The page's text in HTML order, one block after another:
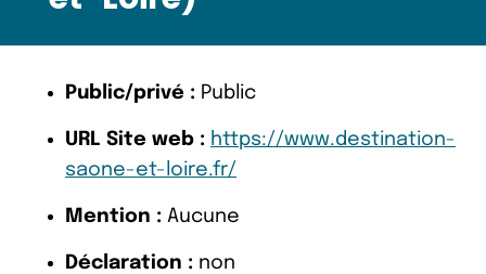
Public/privé : Public
URL Site web : https://www.destination-
saone-et-loire.fr/
Mention : Aucune
Déclaration : non